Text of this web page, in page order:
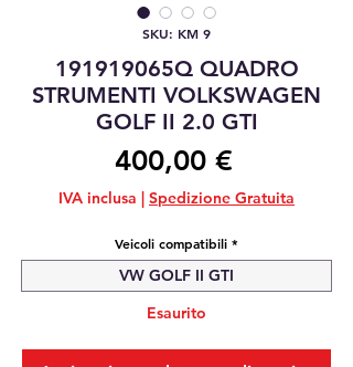
SKU: KM 9
191919065Q QUADRO
STRUMENTI VOLKSWAGEN
GOLF II 2.0 GTI
400,00 €
IVA inclusa | Spedizione Gratuita
Veicoli compatibili *
VW GOLF II GTI
Esaurito